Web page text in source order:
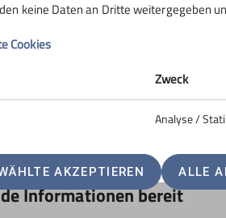
Wissen über die Verhältnisse,
Informationen bereit
keine Daten an Dritte weitergegeben
Cookies
Zweck
Analyse /
AKZEPTIEREN ALLE